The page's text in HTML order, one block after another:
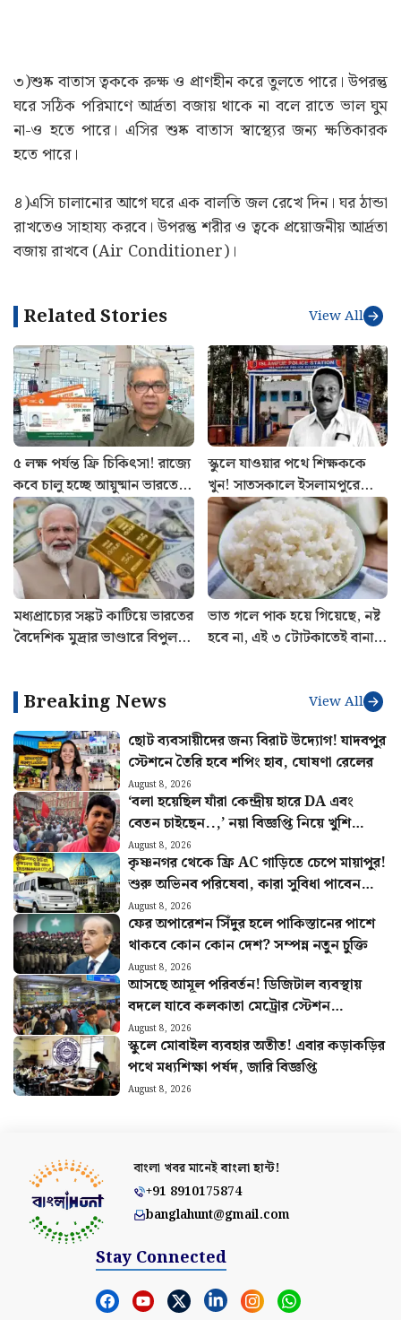
৩)শুষ্ক বাতাস ত্বককে রুক্ষ ও প্রাণহীন করে তুলতে পারে। উপরন্তু
ঘরে সঠিক পরিমাণে আর্দ্রতা বজায় থাকে না বলে রাতে ভাল ঘুম
না-ও হতে পারে। এসির শুষ্ক বাতাস স্বাস্থ্যের জন্য ক্ষতিকারক
হতে পারে।
৪)এসি চালানোর আগে ঘরে এক বালতি জল রেখে দিন। ঘর ঠান্ডা
রাখতেও সাহায্য করবে। উপরন্তু শরীর ও ত্বকে প্রয়োজনীয় আর্দ্রতা
বজায় রাখবে (Air Conditioner)।
Related Stories View All
৫ লক্ষ পর্যন্ত ফ্রি চিকিৎসা! রাজ্যে
কবে চালু হচ্ছে আয়ুষ্মান ভারতের
পরিষেবা? জানালেন স্বাস্থ্যমন্ত্রী
স্কুলে যাওয়ার পথে শিক্ষককে
খুন! সাতসকালে ইসলামপুরে
শুটআউট, তদন্তে পুলিশ
মধ্যপ্রাচ্যের সঙ্কট কাটিয়ে ভারতের
বৈদেশিক মুদ্রার ভাণ্ডারে বিপুল
ভাত গলে পাক হয়ে গিয়েছে, নষ্ট
হবে না, এই ৩ টোটকাতেই বানান
Breaking News View All
ছোট ব্যবসায়ীদের জন্য বিরাট উদ্যোগ! যাদবপুর
স্টেশনে তৈরি হবে শপিং হাব, ঘোষণা রেলের
August 8, 2026
‘বলা হয়েছিল যাঁরা কেন্দ্রীয় হারে DA এবং
বেতন চাইছেন..,’ নয়া বিজ্ঞপ্তি নিয়ে খুশি
সংগ্রামী যৌথ মঞ্চ
August 8, 2026
কৃষ্ণনগর থেকে ফ্রি AC গাড়িতে চেপে মায়াপুর!
শুরু অভিনব পরিষেবা, কারা সুবিধা পাবেন
জানুন
August 8, 2026
ফের অপারেশন সিঁদুর হলে পাকিস্তানের পাশে
থাকবে কোন কোন দেশ? সম্পন্ন নতুন চুক্তি
August 8, 2026
আসছে আমূল পরিবর্তন! ডিজিটাল ব্যবস্থায়
বদলে যাবে কলকাতা মেট্রোর স্টেশন
পরিচালনা
August 8, 2026
স্কুলে মোবাইল ব্যবহার অতীত! এবার কড়াকড়ির
পথে মধ্যশিক্ষা পর্ষদ, জারি বিজ্ঞপ্তি
August 8, 2026
বাংলা খবর মানেইবাংলা হান্ট!
+91 8910175874
banglahunt@gmail.com
Stay Connected